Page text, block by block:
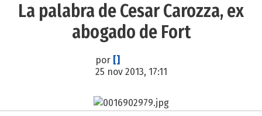
La palabra de Cesar Carozza, ex
abogado de Fort
por []
25 nov 2013, 17:11